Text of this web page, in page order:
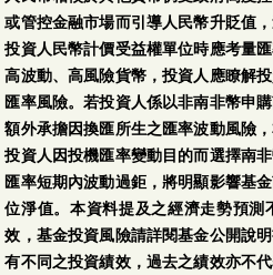
或管控金融市場而引導人民幣升貶值
投資人民幣計價受益權單位時應考量
高波動、高風險貨幣，投資人應瞭解
匯率風險。若投資人係以非南非幣申
額外承擔因換匯所生之匯率波動風險
投資人因投機匯率變動目的而選擇南
匯率短期內波動過鉅，將明顯影響基
位淨值。本資料提及之經濟走勢預測
效，基金投資風險請詳閱基金公開說
有不同之投資績效，過去之績效亦不